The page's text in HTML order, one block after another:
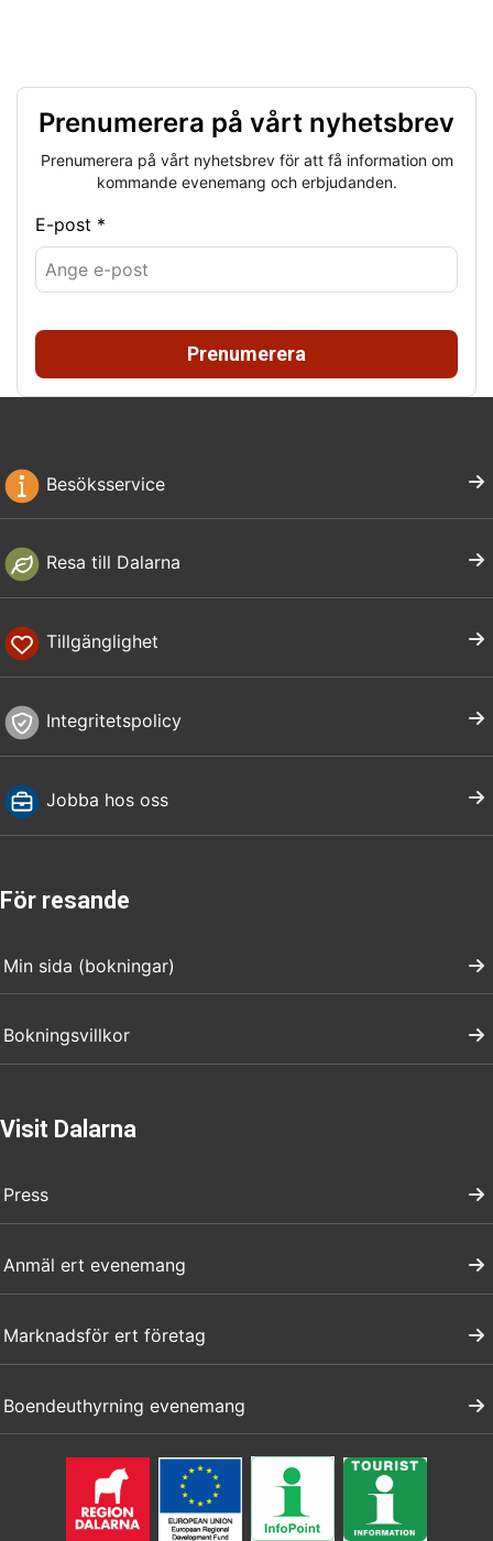
Prenumerera på vårt nyhetsbrev
Prenumerera på vårt nyhetsbrev för att få information om
kommande evenemang och erbjudanden.
E-post *
Prenumerera
Besöksservice
Resa till Dalarna
Tillgänglighet
Integritetspolicy
Jobba hos oss
För resande
Min sida (bokningar)
Bokningsvillkor
Visit Dalarna
Press
Anmäl ert evenemang
Marknadsför ert företag
Boendeuthyrning evenemang